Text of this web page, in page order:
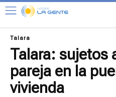
Talara
Talara: sujetos
pareja en la
vivienda